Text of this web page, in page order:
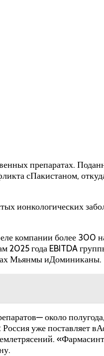
препаратах.
сПакистаном,
ионкологических
компании более 300
2025 года EBITDA
Мьянмы иДоминиканы.
около
уже поставляет